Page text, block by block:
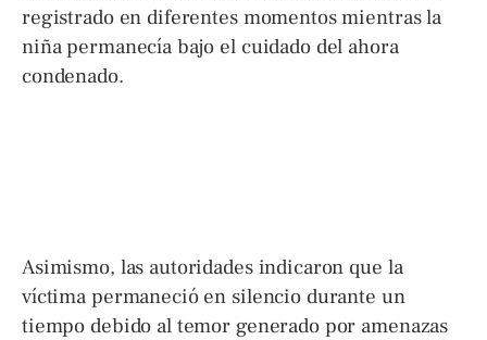
registrado en diferentes momentos mientras la
niña permanecía bajo el cuidado del ahora
condenado.
Asimismo, las autoridades indicaron que la
víctima permaneció en silencio durante un
tiempo debido al temor generado por amenazas